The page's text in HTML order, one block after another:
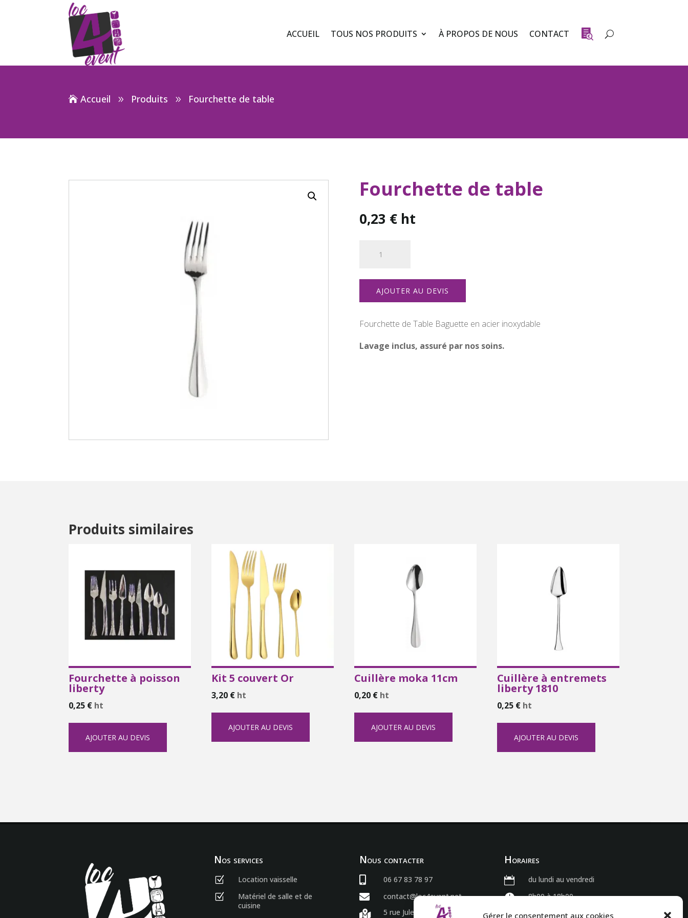
Gérer le consentement aux cookies
ACCUEIL TOUS NOS PRODUITS À PROPOS DE NOUS CONTACT
Accueil Produits Fourchette de table
Fourchette de table
0,23 € ht
de
AJOUTER AU DEVIS
Fourchette de Table Baguette en acier inoxydable
Lavage inclus, assuré par nos soins.
Produits similaires
Fourchette à poisson
liberty
0,25 € ht
AJOUTER AU DEVIS
Kit 5 couvert Or
3,20 € ht
AJOUTER AU DEVIS
Cuillère moka 11cm
0,20 € ht
AJOUTER AU DEVIS
Cuillère à entremets
liberty 1810
0,25 € ht
AJOUTER AU DEVIS
Nos services
Z Location vaisselle
Z
Matériel de salle et de
cuisine
Nous contacter
 06 67 83 78 97
 contact@loc4event.net
 5 rue Jules Verne
Horaires
 du lundi au vendredi
 8h00 à 18h00